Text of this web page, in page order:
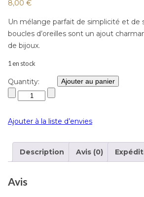
8,00 €
Un mélange parfait de simplicité et de
boucles d’oreilles sont un ajout
de bijoux.
1 en stock
Quantity: Ajouter au panier
Ajouter à la liste d’envies
Description Avis (0)
Avis